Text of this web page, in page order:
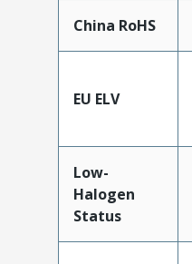
China RoHS
EU ELV
Low-
Halogen
Status